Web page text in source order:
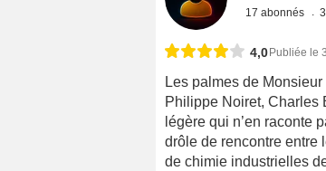
17 abonnés
4,0 Publiée le
Les palmes de
Philippe Noiret, Charles
légère qui n’en raconte
drôle de rencontre entre
de chimie industrielles